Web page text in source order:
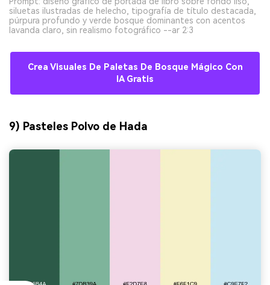
siluetas ilustradas de helecho, tipografía de título destacada,
púrpura profundo y verde bosque dominantes con acentos
lavanda claro, sin realismo fotográfico --ar 2:3
Crea Visuales De Paletas De Bosque Mágico Con
IA Gratis
9) Pasteles Polvo de Hada